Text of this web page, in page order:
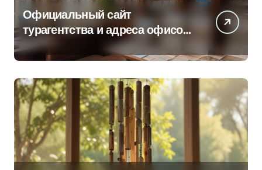
Официальный сайт
турагентства и адреса офисов
продаж по регионам